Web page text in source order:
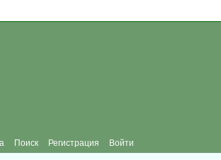
Поиск Регистрация Войти